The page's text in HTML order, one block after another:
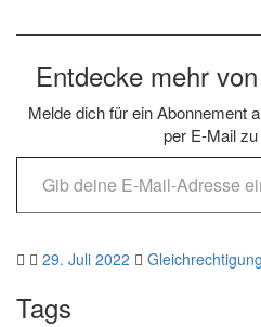
Entdecke mehr
Melde dich für ein Abonnement
per E-Mail
Gib deine E-Mail-Adresse ein ...
29. Juli 2022 Gleichrechtigung
Tags